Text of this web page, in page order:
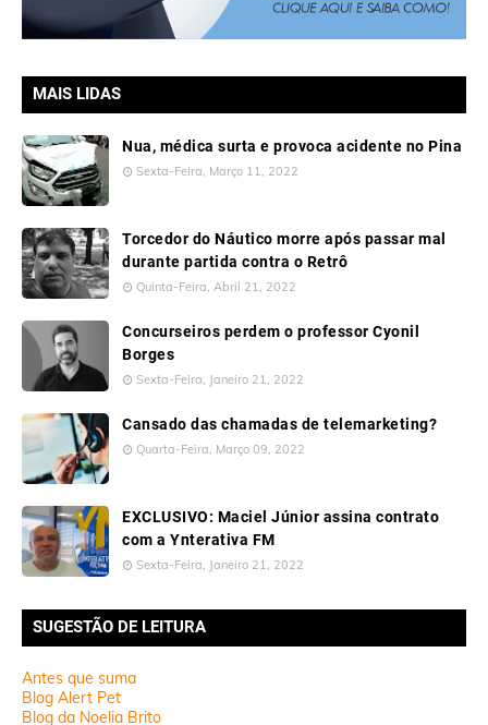
MAIS LIDAS
Nua, médica surta e provoca acidente no Pina
Sexta-Feira, Março 11, 2022
Torcedor do Náutico morre após passar mal
durante partida contra o Retrô
Quinta-Feira, Abril 21, 2022
Concurseiros perdem o professor Cyonil
Borges
Sexta-Feira, Janeiro 21, 2022
Cansado das chamadas de telemarketing?
Quarta-Feira, Março 09, 2022
EXCLUSIVO: Maciel Júnior assina contrato
com a Ynterativa FM
Sexta-Feira, Janeiro 21, 2022
SUGESTÃO DE LEITURA
Antes que suma
Blog Alert Pet
Blog da Noelia Brito